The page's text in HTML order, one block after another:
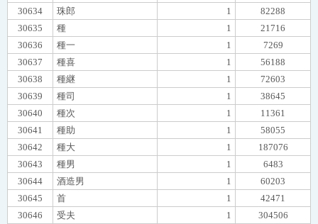
30634
珠郎 1
82288
30635
種 1
21716
30636
種一 1
7269
30637
種喜 1
56188
30638
種継 1
72603
30639
種司 1
38645
30640
種次 1
11361
30641
種助 1
58055
30642
種大 1
187076
30643
種男 1
6483
30644
酒造男 1
60203
30645
首 1
42471
30646
受夫 1 304506